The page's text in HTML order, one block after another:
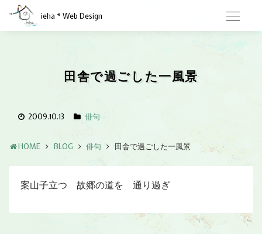
ieha * Web Design
田舎で過ごした一風景
2009.10.13 俳句
HOME BLOG 俳句 田舎で過ごした一風景
案山子立つ 故郷の道を 通り過ぎ